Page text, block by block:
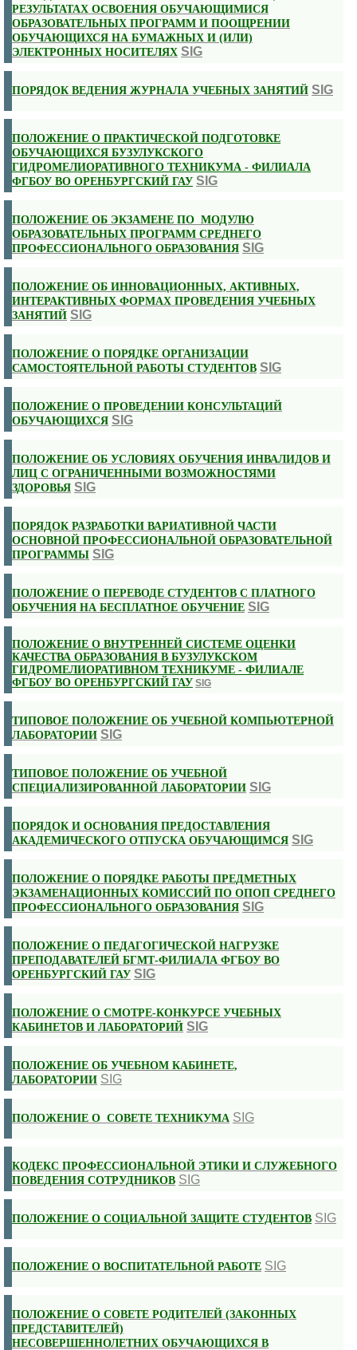
РЕЗУЛЬТАТАХ ОСВОЕНИЯ ОБУЧАЮЩИМИСЯ
ОБРАЗОВАТЕЛЬНЫХ ПРОГРАММ И ПООЩРЕНИИ
ОБУЧАЮЩИХСЯ НА БУМАЖНЫХ И (ИЛИ)
ЭЛЕКТРОННЫХ НОСИТЕЛЯХ SIG
ПОРЯДОК ВЕДЕНИЯ ЖУРНАЛА УЧЕБНЫХ ЗАНЯТИЙ SIG
ПОЛОЖЕНИЕ О ПРАКТИЧЕСКОЙ ПОДГОТОВКЕ
ОБУЧАЮЩИХСЯ БУЗУЛУКСКОГО
ГИДРОМЕЛИОРАТИВНОГО ТЕХНИКУМА - ФИЛИАЛА
ФГБОУ ВО ОРЕНБУРГСКИЙ ГАУ SIG
ПОЛОЖЕНИЕ ОБ ЭКЗАМЕНЕ ПО МОДУЛЮ
ОБРАЗОВАТЕЛЬНЫХ ПРОГРАММ СРЕДНЕГО
ПРОФЕССИОНАЛЬНОГО ОБРАЗОВАНИЯ SIG
ПОЛОЖЕНИЕ ОБ ИННОВАЦИОННЫХ, АКТИВНЫХ,
ИНТЕРАКТИВНЫХ ФОРМАХ ПРОВЕДЕНИЯ УЧЕБНЫХ
ЗАНЯТИЙ SIG
ПОЛОЖЕНИЕ О ПОРЯДКЕ ОРГАНИЗАЦИИ
САМОСТОЯТЕЛЬНОЙ РАБОТЫ СТУДЕНТОВ SIG
ПОЛОЖЕНИЕ О ПРОВЕДЕНИИ КОНСУЛЬТАЦИЙ
ОБУЧАЮЩИХСЯ SIG
ПОЛОЖЕНИЕ ОБ УСЛОВИЯХ ОБУЧЕНИЯ ИНВАЛИДОВ И
ЛИЦ С ОГРАНИЧЕННЫМИ ВОЗМОЖНОСТЯМИ
ЗДОРОВЬЯ SIG
ПОРЯДОК РАЗРАБОТКИ ВАРИАТИВНОЙ ЧАСТИ
ОСНОВНОЙ ПРОФЕССИОНАЛЬНОЙ ОБРАЗОВАТЕЛЬНОЙ
ПРОГРАММЫ SIG
ПОЛОЖЕНИЕ О ПЕРЕВОДЕ СТУДЕНТОВ С ПЛАТНОГО
ОБУЧЕНИЯ НА БЕСПЛАТНОЕ ОБУЧЕНИЕ SIG
ПОЛОЖЕНИЕ О ВНУТРЕННЕЙ СИСТЕМЕ ОЦЕНКИ
КАЧЕСТВА ОБРАЗОВАНИЯ В БУЗУЛУКСКОМ
ГИДРОМЕЛИОРАТИВНОМ ТЕХНИКУМЕ - ФИЛИАЛЕ
ФГБОУ ВО ОРЕНБУРГСКИЙ ГАУ SIG
ТИПОВОЕ ПОЛОЖЕНИЕ ОБ УЧЕБНОЙ КОМПЬЮТЕРНОЙ
ЛАБОРАТОРИИ SIG
ТИПОВОЕ ПОЛОЖЕНИЕ ОБ УЧЕБНОЙ
СПЕЦИАЛИЗИРОВАННОЙ ЛАБОРАТОРИИ SIG
ПОРЯДОК И ОСНОВАНИЯ ПРЕДОСТАВЛЕНИЯ
АКАДЕМИЧЕСКОГО ОТПУСКА ОБУЧАЮЩИМСЯ SIG
ПОЛОЖЕНИЕ О ПОРЯДКЕ РАБОТЫ ПРЕДМЕТНЫХ
ЭКЗАМЕНАЦИОННЫХ КОМИССИЙ ПО ОПОП СРЕДНЕГО
ПРОФЕССИОНАЛЬНОГО ОБРАЗОВАНИЯ SIG
ПОЛОЖЕНИЕ О ПЕДАГОГИЧЕСКОЙ НАГРУЗКЕ
ПРЕПОДАВАТЕЛЕЙ БГМТ-ФИЛИАЛА ФГБОУ ВО
ОРЕНБУРГСКИЙ ГАУ SIG
ПОЛОЖЕНИЕ О СМОТРЕ-КОНКУРСЕ УЧЕБНЫХ
КАБИНЕТОВ И ЛАБОРАТОРИЙ SIG
ПОЛОЖЕНИЕ ОБ УЧЕБНОМ КАБИНЕТЕ,
ЛАБОРАТОРИИ SIG
ПОЛОЖЕНИЕ О СОВЕТЕ ТЕХНИКУМА SIG
КОДЕКС ПРОФЕССИОНАЛЬНОЙ ЭТИКИ И СЛУЖЕБНОГО
ПОВЕДЕНИЯ СОТРУДНИКОВ SIG
ПОЛОЖЕНИЕ О СОЦИАЛЬНОЙ ЗАЩИТЕ СТУДЕНТОВ SIG
ПОЛОЖЕНИЕ О ВОСПИТАТЕЛЬНОЙ РАБОТЕ SIG
ПОЛОЖЕНИЕ О СОВЕТЕ РОДИТЕЛЕЙ (ЗАКОННЫХ
ПРЕДСТАВИТЕЛЕЙ)
НЕСОВЕРШЕННОЛЕТНИХ ОБУЧАЮЩИХСЯ В